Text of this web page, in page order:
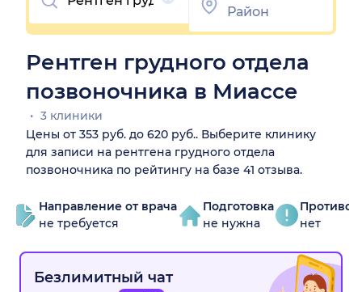
Рентген грудного отдела
позвоночника в Миассе
3 клиники
Цены от 353 руб. до 620 руб.. Выберите клинику
для записи на рентгена грудного отдела
позвоночника по рейтингу на базе 41 отзыва.
Направление от врача
не требуется
Подготовка
не нужна
нет
Безлимитный чат